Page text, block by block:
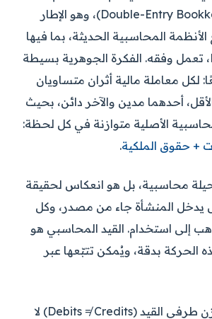
المزدوج (Double-Entry Bookkeeping)، وهو الإطار
المحاسبية الحديثة، بما فيها
أعقد منصات ERP، تعمل وفقه. الفكرة الجوهرية بسيطة
لكل معاملة مالية أثران متساويان
أحدهما مدين والآخر دائن، بحيث
الأصلية متوازنة في كل لحظة:
+ حقوق الملكية.
محاسبية، بل هو انعكاس لحقيقة
يدخل المنشأة جاء من مصدر، وكل
إلى استخدام. القيد المحاسبي هو
الحركة بدقة، ويُمكن تتبّعها عبر
أي اختلال في توازن طرفي القيد (Debits ≠ Credits) لا